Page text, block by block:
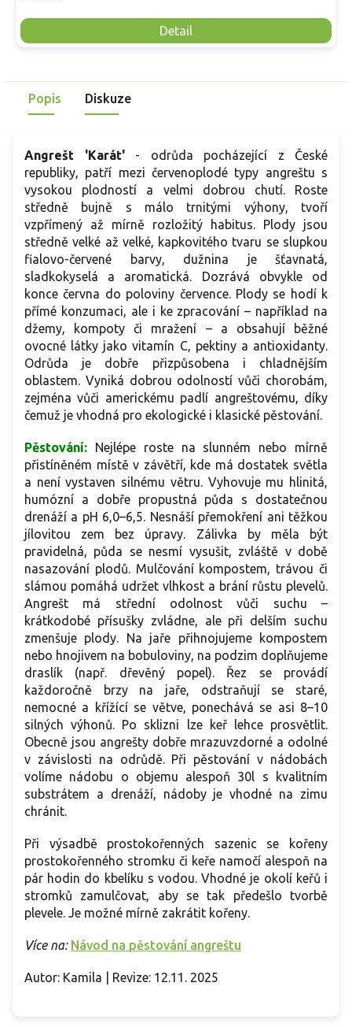
Detail
Popis Diskuze
Angrešt 'Karát'- odrůda pocházející z České
republiky, patří mezi červenoplodé typy angreštu s
vysokou plodností a velmi dobrou chutí. Roste
středně bujně s málo trnitými výhony, tvoří
vzpřímený až mírně rozložitý habitus. Plody jsou
středně velké až velké, kapkovitého tvaru se slupkou
fialovo-červené barvy, dužnina je šťavnatá,
sladkokyselá a aromatická. Dozrává obvykle od
konce června do poloviny července. Plody se hodí k
přímé konzumaci, ale i ke zpracování – například na
džemy, kompoty či mražení – a obsahují běžné
ovocné látky jako vitamín C, pektiny a antioxidanty.
Odrůda je dobře přizpůsobena i chladnějším
oblastem. Vyniká dobrou odolností vůči chorobám,
zejména vůči americkému padlí angreštovému, díky
čemuž je vhodná pro ekologické i klasické pěstování.
Pěstování:
Nejlépe roste na slunném nebo mírně
přistíněném místě v závětří, kde má dostatek světla
a není vystaven silnému větru. Vyhovuje mu hlinitá,
humózní a dobře propustná půda s dostatečnou
drenáží a pH 6,0–6,5. Nesnáší přemokření ani těžkou
jílovitou zem bez úpravy. Zálivka by měla být
pravidelná, půda se nesmí vysušit, zvláště v době
nasazování plodů. Mulčování kompostem, trávou či
slámou pomáhá udržet vlhkost a brání růstu plevelů.
Angrešt má střední odolnost vůči suchu –
krátkodobé přísušky zvládne, ale při delším suchu
zmenšuje plody. Na jaře přihnojujeme kompostem
nebo hnojivem na bobuloviny, na podzim doplňujeme
draslík (např. dřevěný popel). Řez se provádí
každoročně brzy na jaře, odstraňují se staré,
nemocné a křížící se větve, ponechává se asi 8–10
silných výhonů. Po sklizni lze keř lehce prosvětlit.
Obecně jsou angrešty dobře mrazuvzdorné a odolné
v závislosti na odrůdě. Při pěstování v nádobách
volíme nádobu o objemu alespoň 30l s kvalitním
substrátem a drenáží, nádoby je vhodné na zimu
chránit.
Při výsadbě prostokořenných sazenic se kořeny
prostokořenného stromku či keře namočí alespoň na
pár hodin do kbelíku s vodou. Vhodné je okolí keřů i
stromků zamulčovat, aby se tak předešlo tvorbě
plevele. Je možné mírně zakrátit kořeny.
Více na: Návod na pěstování angreštu
Autor: Kamila | Revize: 12.11. 2025